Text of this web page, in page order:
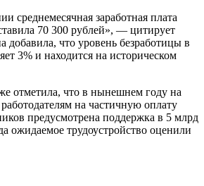
среднемесячная заработная плата
70 300 рублей», — цитирует
что уровень безработицы в
3% и находится на историческом
отметила, что в нынешнем году на
на частичную оплату
предусмотрена поддержка в 5 млрд
ожидаемое трудоустройство оценили